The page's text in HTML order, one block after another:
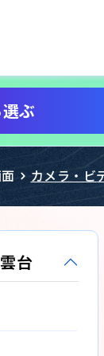
ぶ
カメラ・ビ
台